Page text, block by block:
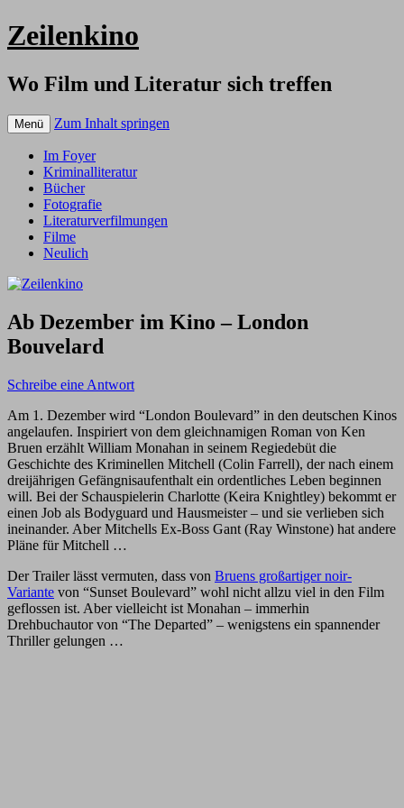
Zeilenkino
Wo Film und Literatur sich treffen
Menü Zum Inhalt springen
Im Foyer
Kriminalliteratur
Bücher
Fotografie
Literaturverfilmungen
Filme
Neulich
Ab Dezember im Kino – London
Bouvelard
Schreibe eine Antwort
Am 1. Dezember wird “London Boulevard” in den deutschen Kinos
angelaufen. Inspiriert von dem gleichnamigen Roman von Ken
Bruen erzählt William Monahan in seinem Regiedebüt die
Geschichte des Kriminellen Mitchell (Colin Farrell), der nach einem
dreijährigen Gefängnisaufenthalt ein ordentliches Leben beginnen
will. Bei der Schauspielerin Charlotte (Keira Knightley) bekommt er
einen Job als Bodyguard und Hausmeister – und sie verlieben sich
ineinander. Aber Mitchells Ex-Boss Gant (Ray Winstone) hat andere
Pläne für Mitchell …
Der Trailer lässt vermuten, dass von Bruens großartiger noir-
Variante von “Sunset Boulevard” wohl nicht allzu viel in den Film
geflossen ist. Aber vielleicht ist Monahan – immerhin
Drehbuchautor von “The Departed” – wenigstens ein spannender
Thriller gelungen …